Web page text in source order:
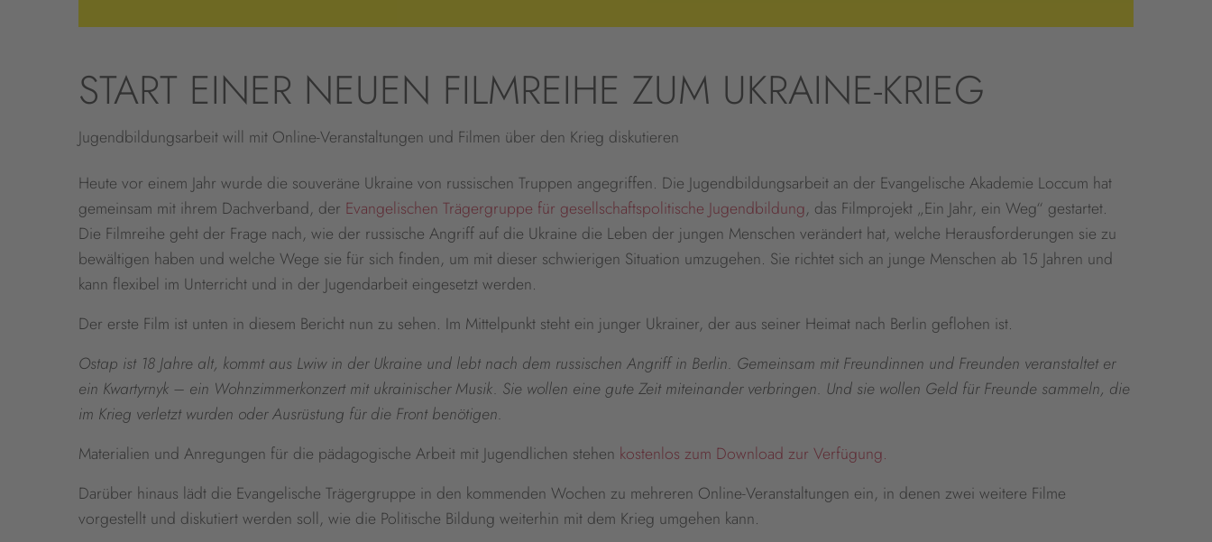
START EINER NEUEN FILMREIHE ZUM UKRAINE-KRIEG
Jugendbildungsarbeit will mit Online-Veranstaltungen und Filmen über den Krieg diskutieren
Heute vor einem Jahr wurde die souveräne Ukraine von russischen Truppen angegriffen. Die Jugendbildungsarbeit an der Evangelische Akademie Loccum hat
gemeinsam mit ihrem Dachverband, der Evangelischen Trägergruppe für gesellschaftspolitische Jugendbildung, das Filmprojekt „Ein Jahr, ein Weg“ gestartet.
Die Filmreihe geht der Frage nach, wie der russische Angriff auf die Ukraine die Leben der jungen Menschen verändert hat, welche Herausforderungen sie zu
bewältigen haben und welche Wege sie für sich finden, um mit dieser schwierigen Situation umzugehen. Sie richtet sich an junge Menschen ab 15 Jahren und
kann flexibel im Unterricht und in der Jugendarbeit eingesetzt werden.
Der erste Film ist unten in diesem Bericht nun zu sehen. Im Mittelpunkt steht ein junger Ukrainer, der aus seiner Heimat nach Berlin geflohen ist.
Ostap ist 18 Jahre alt, kommt aus Lwiw in der Ukraine und lebt nach dem russischen Angriff in Berlin. Gemeinsam mit Freundinnen und Freunden veranstaltet er
ein Kwartyrnyk – ein Wohnzimmerkonzert mit ukrainischer Musik. Sie wollen eine gute Zeit miteinander verbringen. Und sie wollen Geld für Freunde sammeln, die
im Krieg verletzt wurden oder Ausrüstung für die Front benötigen.
Materialien und Anregungen für die pädagogische Arbeit mit Jugendlichen stehen kostenlos zum Download zur Verfügung.
Darüber hinaus lädt die Evangelische Trägergruppe in den kommenden Wochen zu mehreren Online-Veranstaltungen ein, in denen zwei weitere Filme
vorgestellt und diskutiert werden soll, wie die Politische Bildung weiterhin mit dem Krieg umgehen kann.